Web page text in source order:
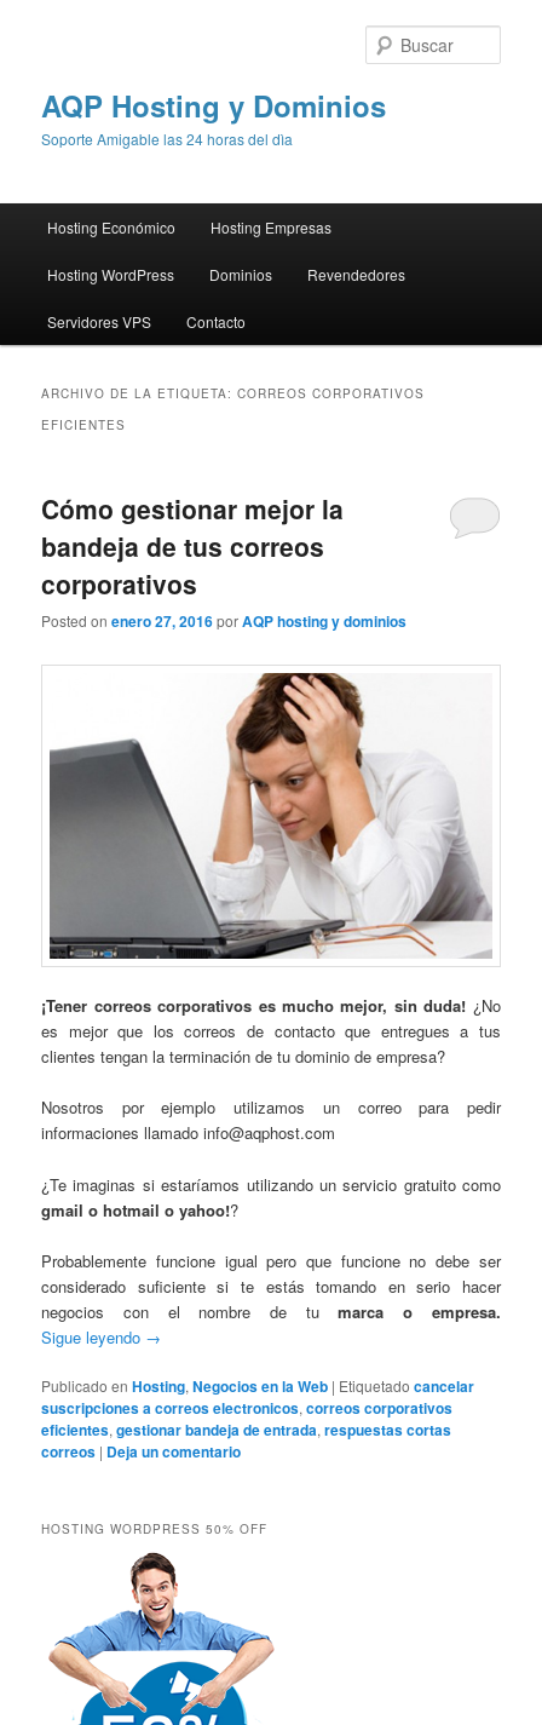
AQP Hosting y Dominios
Soporte Amigable las 24 horas del dìa
principal
Ir
al
contenido
principal
Ir
al
contenido
secundario
Hosting Económico Hosting Empresas
Hosting WordPress Dominios Revendedores
Servidores VPS Contacto
ARCHIVO DE LA ETIQUETA:CORREOS CORPORATIVOS
EFICIENTES
Cómo gestionar mejor la
bandeja de tus correos
corporativos
Posted onenero 27, 2016porAQP hosting y dominios
¡Tener correos corporativos es mucho mejor, sin duda! ¿No
es mejor que los correos de contacto que entregues a tus
clientes tengan la terminación de tu dominio de empresa?
Nosotros por ejemplo utilizamos un correo para pedir
informaciones llamado info@aqphost.com
¿Te imaginas si estaríamos utilizando un servicio gratuito como
gmail o hotmail o yahoo!?
Probablemente funcione igual pero que funcione no debe ser
considerado suficiente si te estás tomando en serio hacer
negocios con el nombre de tumarca o empresa.
Sigue leyendo →
Publicado en Hosting,Negocios en la Web | Etiquetado cancelar
suscripciones a correos electronicos,correos corporativos
eficientes,gestionar bandeja de entrada,respuestas cortas
correos | Deja un comentario
HOSTING WORDPRESS 50% OFF